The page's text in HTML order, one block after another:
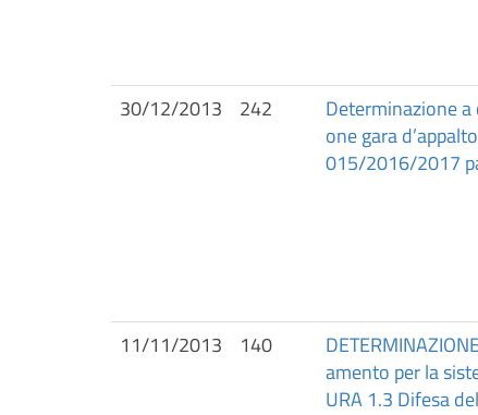
30/12/2013
242
Determinazione
one gara
015/2016/2017
11/11/2013
140
amento per la
URA 1.3 Difesa